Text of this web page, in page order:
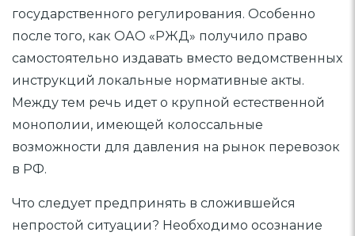
государственного регулирования. Особенно
после того, как ОАО «РЖД» получило право
самостоятельно издавать вместо ведомственных
инструкций локальные нормативные акты.
Между тем речь идет о крупной естественной
монополии, имеющей колоссальные
возможности для давления на рынок перевозок
в РФ.
Что следует предпринять в сложившейся
непростой ситуации? Необходимо осознание